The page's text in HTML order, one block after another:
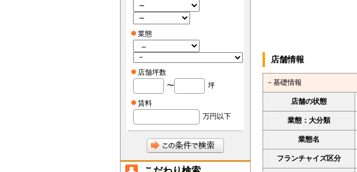
店舗情報
－基礎情報
店舗の状態
業態：大分類
業態名
フランチャイズ区分
業態
店舗坪数
〜
坪
賃料
万円以下